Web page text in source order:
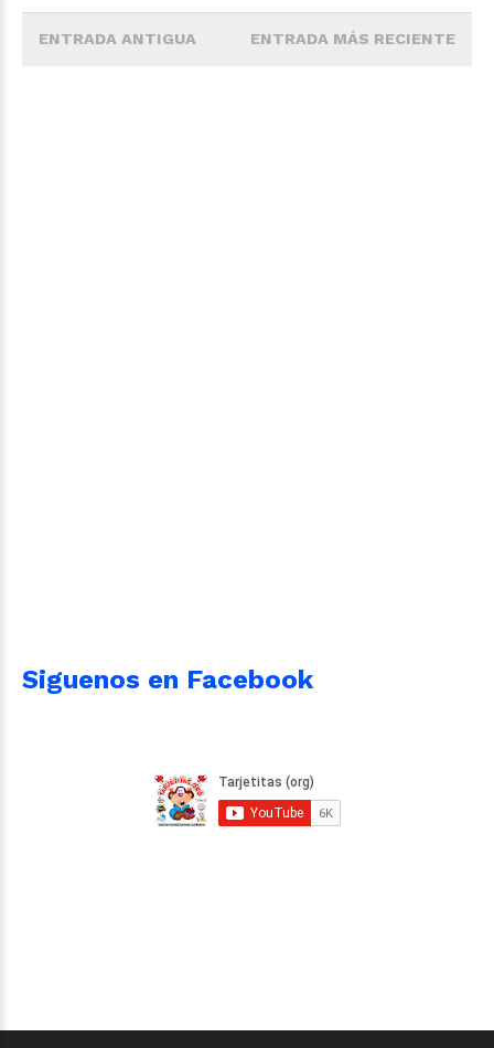
ENTRADA MÁS RECIENTE
ENTRADA ANTIGUA
Siguenos en Facebook